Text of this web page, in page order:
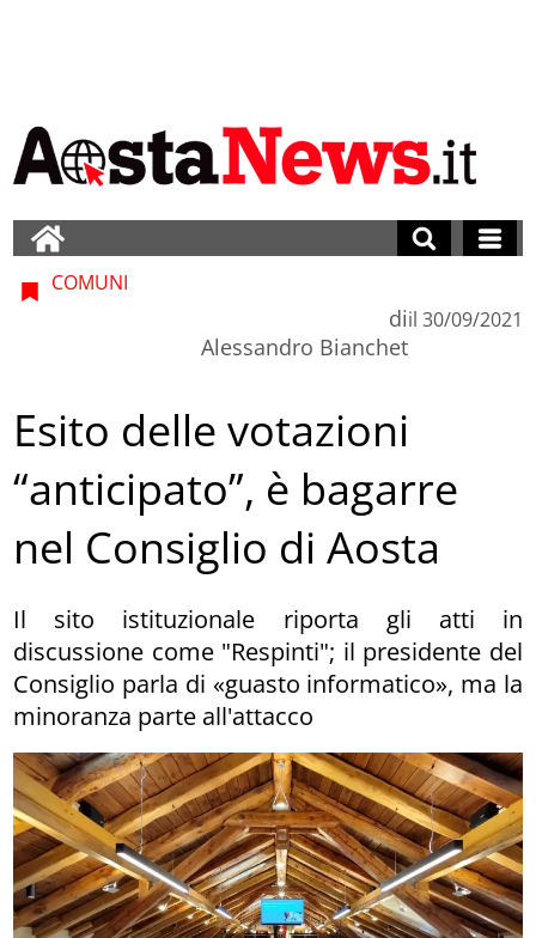
COMUNI
di
Alessandro Bianchet
il 30/09/2021
Esito delle votazioni
“anticipato”, è bagarre
nel Consiglio di Aosta
Il sito istituzionale riporta gli atti in
discussione come "Respinti"; il presidente del
Consiglio parla di «guasto informatico», ma la
minoranza parte all'attacco